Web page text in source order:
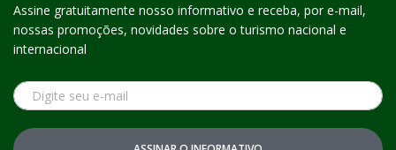
Assine gratuitamente nosso informativo e receba, por e-mail,
nossas promoções, novidades sobre o turismo nacional e
internacional